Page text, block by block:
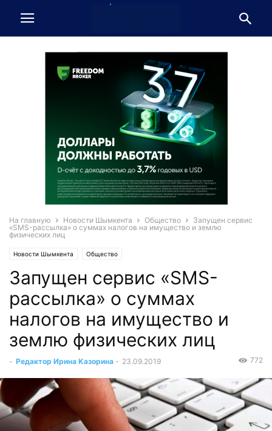
На главную Новости Шымкента Общество
Запущен сервис
«SMS-рассылка» о суммах налогов на имущество и землю
физических лиц
Новости Шымкента Общество
Запущен сервис «SMS-
рассылка» о суммах
налогов на имущество и
землю физических лиц
- Редактор Ирина Казорина - 23.09.2019 772